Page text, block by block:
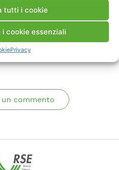
tutti i cookie
cookie essenziali
Privacy
Articolo
un commento